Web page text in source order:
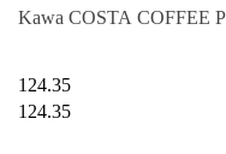
Kawa COSTA COFFEE
124.35
124.35